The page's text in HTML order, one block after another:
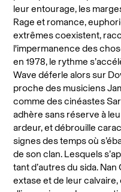
leur entourage, les
Rage et romance,
extrêmes coexistent,
l'impermanence des
en 1978, le rythme
Wave déferle alors sur
proche des musiciens
comme des cinéastes
adhère sans réserve à
ardeur, et débrouille
signes des tempsoù
de son clan. Lesquels
tant d’autres du sida.
extase et de leur